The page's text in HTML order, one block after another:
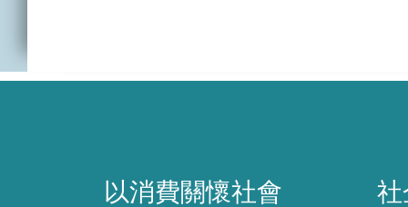
以消費關懷社會 社